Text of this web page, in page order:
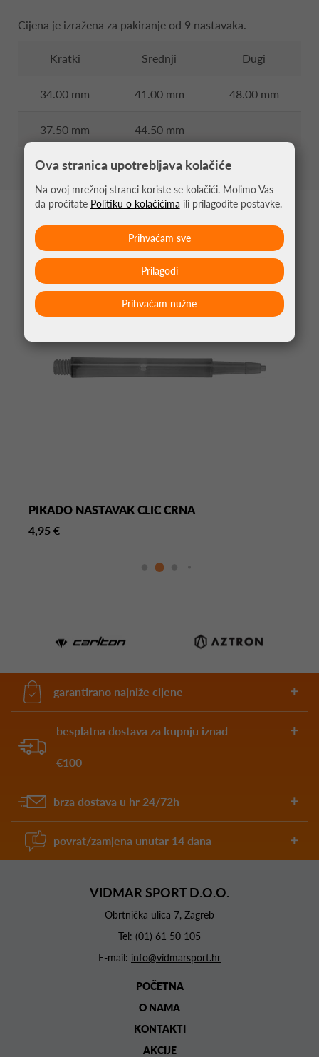
Cijena je izražena za pakiranje od 9 nastavaka.
Kratki Srednji Dugi
34.00 mm 41.00 mm 48.00 mm
37.50 mm 44.50 mm
MOŽDA VAS ZANIMA
PIKADO NASTAVAK CLIC CRNA
4,95 €
garantirano najniže cijene
besplatna dostava za kupnju iznad
€100
brza dostava u hr 24/72h
povrat/zamjena unutar 14 dana
VIDMAR SPORT D.O.O.
Obrtnička ulica 7, Zagreb
Tel: (01) 61 50 105
E-mail: info@vidmarsport.hr
POČETNA
O NAMA
KONTAKTI
AKCIJE
Ova stranica upotrebljava kolačiće
Na ovoj mrežnoj stranci koriste se kolačići. Molimo Vas
da pročitate Politiku o kolačićima ili prilagodite postavke.
Prihvaćam nužne
Prilagodi
Prihvaćam sve